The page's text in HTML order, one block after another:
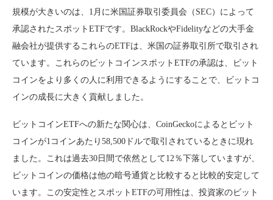
規模が大きいのは、1月に米国証券取引委員会（SEC）によって
承認されたスポットETFです。BlackRockやFidelityなどの大手金
融会社が提供するこれらのETFは、米国の証券取引所で取引され
ています。これらのビットコインスポットETFの承認は、ビット
コインをより多くの人に利用できるようにすることで、ビットコ
インの成長に大きく貢献しました。
ビットコインETFへの新たな関心は、CoinGeckoによるとビット
コインが1コインあたり58,500ドルで取引されているときに現れ
ました。これは過去30日間で依然として12％下落していますが、
ビットコインの価格は他の暗号通貨と比較すると比較的安定して
います。この安定性とスポットETFの可用性は、投資家のビット